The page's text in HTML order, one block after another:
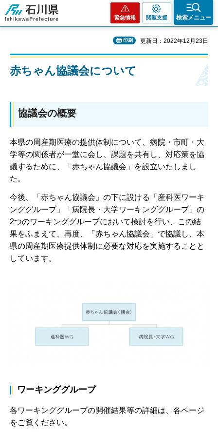
石川県
緊急情報 閲覧支援 検索メニュー
印刷 更新日：2022年12月23日
赤ちゃん協議会について
協議会の概要
本県の周産期医療の提供体制について、病院・市町・大
学等の関係者が一堂に会し、課題を共有し、対応策を協
議するために、「赤ちゃん協議会」を設立いたしまし
た。
今後、「赤ちゃん協議会」の下に設ける「産科医ワーキ
ンググループ」「病院長・大学ワーキンググループ」の
2つのワーキンググループにおいて検討を行い、この結
果をふまえて、再度、「赤ちゃん協議会」で協議し、本
県の周産期医療提供体制に必要な対応を実施することと
しています。
ワーキンググループ
各ワーキンググループの開催結果等の詳細は、各ページ
をご覧ください。